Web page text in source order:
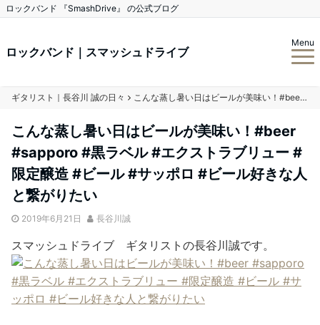
ロックバンド 『SmashDrive』 の公式ブログ
ロックバンド｜スマッシュドライブ
Menu
ギタリスト｜長谷川 誠の日々 こんな蒸し暑い日はビールが美味い！#beer #sapporo #黒ラベル #エクストラブリュー #限定醸造 #ビール #サッポロ #ビール好きな人と繋がりたい
こんな蒸し暑い日はビールが美味い！#beer
#sapporo #黒ラベル #エクストラブリュー #
限定醸造 #ビール #サッポロ #ビール好きな人
と繋がりたい
2019年6月21日 長谷川誠
スマッシュドライブ ギタリストの長谷川誠です。